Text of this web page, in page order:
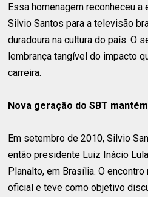
Essa homenagem reconheceu a
Silvio Santos para a televisão
duradoura na cultura do país. O
lembrança tangível do impacto
carreira.
Nova geração do SBT
Em setembro de 2010, Silvio
então presidente Luiz Inácio
Planalto, em Brasília. O
oficial e teve como objetivo